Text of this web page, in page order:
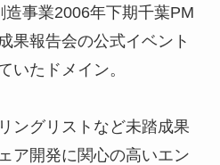
事業2006年下期千葉PM
果報告会の公式イベント
いたドメイン。
ングリストなど未踏成果
ア開発に関心の高いエン